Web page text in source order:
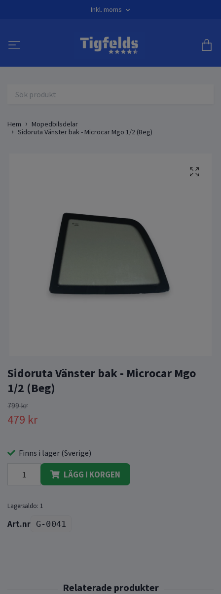
Inkl. moms
Hem
Mopedbilsdelar
Sidoruta Vänster bak - Microcar Mgo 1/2 (Beg)
Sidoruta Vänster bak - Microcar Mgo
1/2 (Beg)
799 kr
479 kr
Finns i lager (Sverige)
LÄGG I KORGEN
Lagersaldo: 1
G-0041